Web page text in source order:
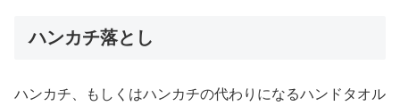
ハンカチ落とし
ハンカチ、もしくはハンカチの代わりになるハンドタオル